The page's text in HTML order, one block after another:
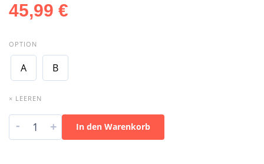
45,99 €
OPTION
A B
× LEEREN
- + In den Warenkorb